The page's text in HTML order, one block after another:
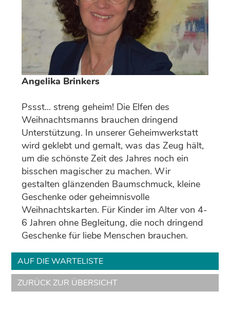
Angelika Brinkers
Pssst... streng geheim! Die Elfen des
Weihnachtsmanns brauchen dringend
Unterstützung. In unserer Geheimwerkstatt
wird geklebt und gemalt, was das Zeug hält,
um die schönste Zeit des Jahres noch ein
bisschen magischer zu machen. Wir
gestalten glänzenden Baumschmuck, kleine
Geschenke oder geheimnisvolle
Weihnachtskarten. Für Kinder im Alter von 4-
6 Jahren ohne Begleitung, die noch dringend
Geschenke für liebe Menschen brauchen.
AUF DIE WARTELISTE
ZURÜCK ZUR ÜBERSICHT